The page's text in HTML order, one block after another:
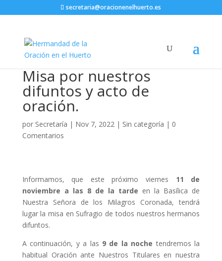
secretaria@oracionenelhuerto.es
Misa por nuestros
difuntos y acto de
oración.
por Secretaría | Nov 7, 2022| Sin categoría | 0
Comentarios
Informamos, que este próximo viernes 11 de
noviembre a las 8 de la tarde en la Basílica de
Nuestra Señora de los Milagros Coronada, tendrá
lugar la misa en Sufragio de todos nuestros hermanos
difuntos.
A continuación, y a las 9 de la noche tendremos la
habitual Oración ante Nuestros Titulares en nuestra